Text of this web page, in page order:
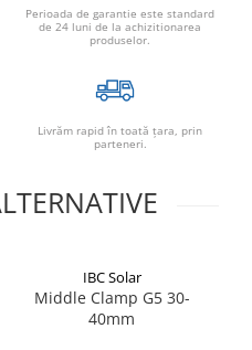
Perioada de garantie este standard
de 24 luni de la achizitionarea
produselor.
Livrăm rapid în toată țara, prin
parteneri.
IBC Solar
Middle Clamp G5 30-
40mm